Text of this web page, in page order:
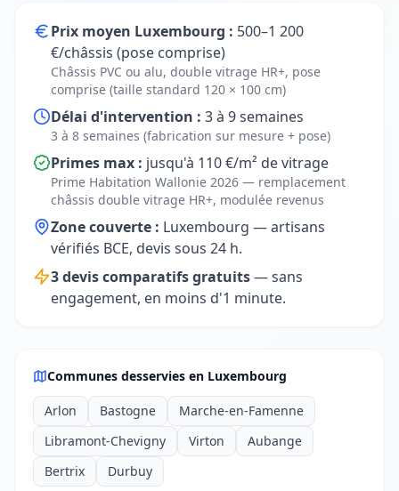
Prix moyen Luxembourg : 500–1 200
€/châssis (pose comprise)
Châssis PVC ou alu, double vitrage HR+, pose
comprise (taille standard 120 × 100 cm)
Délai d'intervention : 3 à 9 semaines
3 à 8 semaines (fabrication sur mesure + pose)
Primes max : jusqu'à 110 €/m² de vitrage
Prime Habitation Wallonie 2026 — remplacement
châssis double vitrage HR+, modulée revenus
Zone couverte : Luxembourg — artisans
vérifiés BCE, devis sous 24 h.
3 devis comparatifs gratuits— sans
engagement, en moins d'1 minute.
Communes desservies en Luxembourg
Arlon Bastogne
Marche-en-Famenne
Libramont-Chevigny
Virton
Aubange
Bertrix
Durbuy